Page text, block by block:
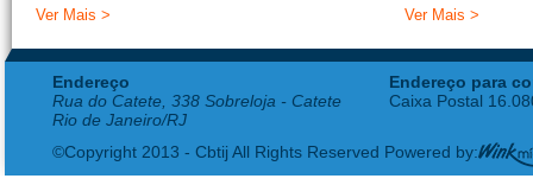
Ver Mais >
Ver Mais >
Endereço
Rua do Catete, 338 Sobreloja - Catete
Rio de Janeiro/RJ
Endereço para
Caixa Postal
©Copyright 2013 - Cbtij All Rights Reserved Powered by: